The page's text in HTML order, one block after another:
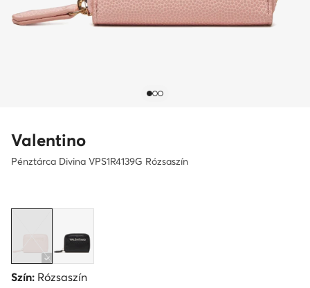
Valentino
Pénztárca Divina VPS1R4139G Rózsaszín
Szín: Rózsaszín